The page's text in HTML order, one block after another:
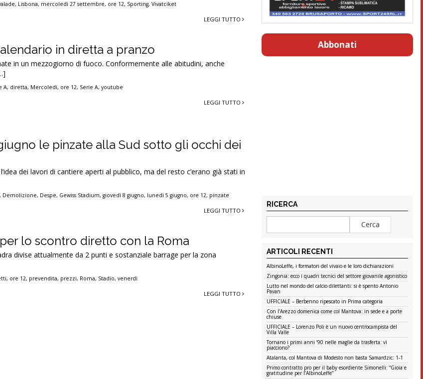
, Lisbona, mercoledì 27 settembre, ore 12, Sporting,Vivatciket
LEGGI TUTTO
in diretta a pranzo
in un mezzogiorno di fuoco. Conformemente alle abitudini, anche
A, diretta, Mercoledì, ore 12, Serie A,youtube
LEGGI TUTTO
le pinzate alla Sud sotto gli occhi dei
dei lavori di cantiere aperti al pubblico, ma del resto c’erano già stati in
, Demolizione, Despe, Gewiss Stadium,giovedì 8 giugno, lunedì 5 giugno, ore 12, pinzate
LEGGI TUTTO
lo scontro diretto con la Roma
divise attualmente da 2 punti e sostanziale barrage per la zona
, ore 12, prevendita, prezzi, Roma, Stadio,venerdì
LEGGI TUTTO
Abbonati
RICERCA
ARTICOLI RECENTI
AlbinoLeffe, i formatori del vivaio e le loro dichiarazioni
Zingonia: ecco i quadri tecnici del settore giovanile agonistico
Lutto nel mondo del calcio dilettanti: si è spento Antonio
Pavan
UFFICIALE – Berbenno ripescato in Prima categoria
Con l’Arezzo domenica come col Mantova: in sede e a porte
chiuse
UFFICIALE – Lorenzo Poli è un nuovo centrocampista del
Villa Valle
Tornano i primi anni ’90 nelle maglie da trasferta: vi
piacciono?
Atalanta, col Mantova di Modesto non basta Samardzic: 1-1
Primo contratto pro per il baby esordiente Simonelli: “Gioia e
gratitudine per l’AlbinoLeffe”